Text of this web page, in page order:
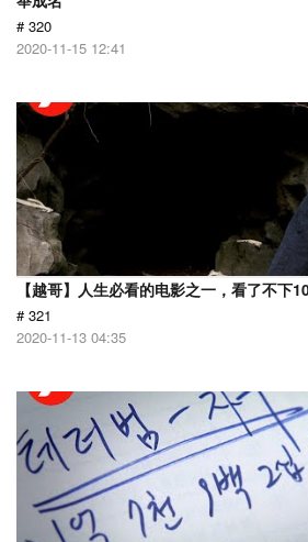
# 320
2020-11-15 12:41
【越哥】人生必看的电影之一，看了不下
# 321
2020-11-13 04:35